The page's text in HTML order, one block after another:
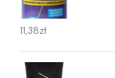
11,38zł